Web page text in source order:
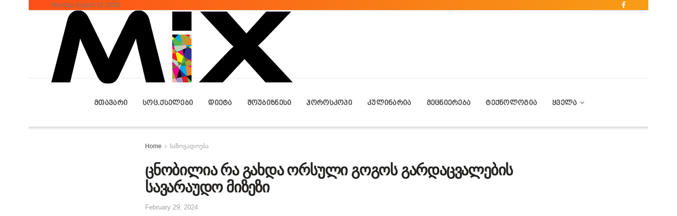
Monday, August 10, 2026
ᲛᲗᲐᲕᲐᲠᲘ ᲡᲝᲪ.ᲥᲡᲔᲚᲔᲑᲘ ᲓᲘᲔᲢᲐ ᲨᲝᲣᲑᲘᲖᲜᲔᲡᲘ ᲰᲝᲠᲝᲡᲙᲝᲞᲘ ᲙᲣᲚᲘᲜᲐᲠᲘᲐ ᲛᲔᲪᲜᲘᲔᲠᲔᲑᲐ ᲢᲔᲥᲜᲝᲚᲝᲒᲘᲐ ᲧᲕᲔᲚᲐ
Home საზოგადოება
ცნობილია რა გახდა ორსული გოგოს გარდაცვალების
სავარაუდო მიზეზი
February 29, 2024